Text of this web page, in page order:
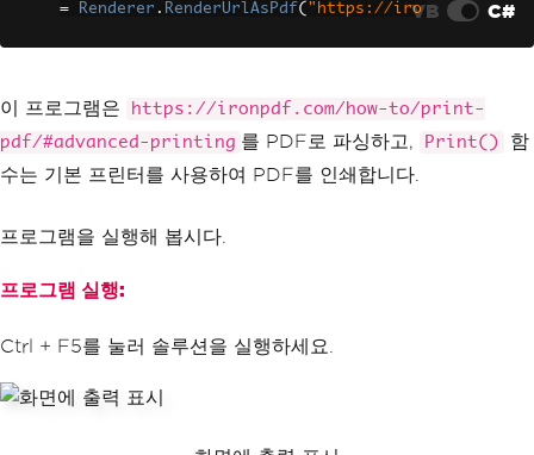
= Renderer . RenderUrlAsPdf( "https://iro
// Print the PDF document
PdfDocument
Print
// Print operation success mes
sage to console
d Successfully!");
}
VB C#
이 프로그램은
https://ironpdf.com/how-to/print-
pdf/#advanced-printing 를 PDF로 파싱하고, Print()
함
수는 기본 프린터를 사용하여 PDF를 인쇄합니다.
프로그램을 실행해 봅시다.
프로그램 실행:
Ctrl + F5를 눌러 솔루션을 실행하세요.